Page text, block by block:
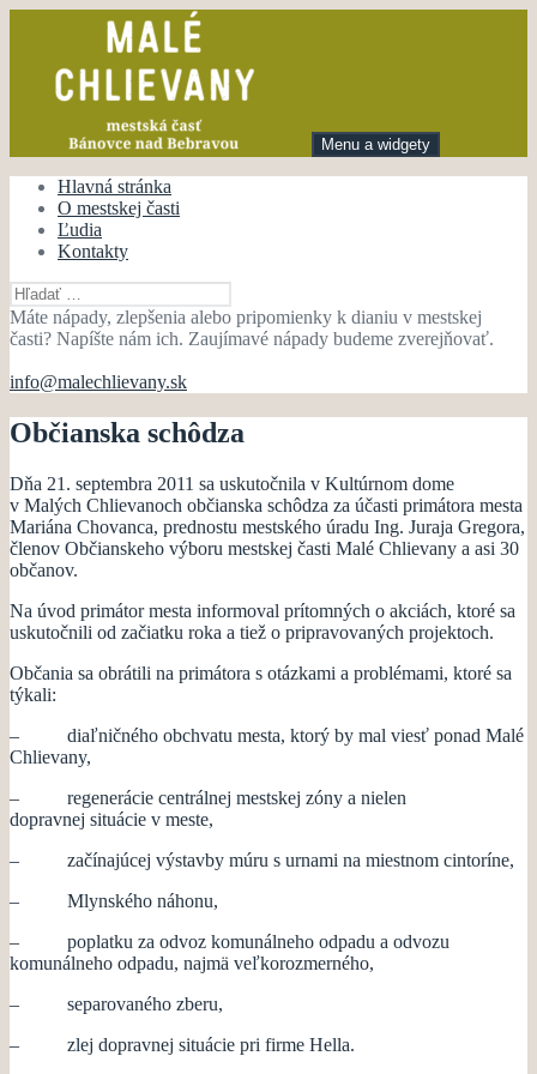
Malé Chlievany
mestská časť Bánovce nad Bebravou
Menu a widgety
Hlavná stránka
O mestskej časti
Ľudia
Kontakty
Hľadať:
Máte nápady, zlepšenia alebo pripomienky k dianiu v mestskej
časti? Napíšte nám ich. Zaujímavé nápady budeme zverejňovať.
info@malechlievany.sk
Občianska schôdza
Dňa 21. septembra 2011 sa uskutočnila v Kultúrnom dome
v Malých Chlievanoch občianska schôdza za účasti primátora mesta
Mariána Chovanca, prednostu mestského úradu Ing. Juraja Gregora,
členov Občianskeho výboru mestskej časti Malé Chlievany a asi 30
občanov.
Na úvod primátor mesta informoval prítomných o akciách, ktoré sa
uskutočnili od začiatku roka a tiež o pripravovaných projektoch.
Občania sa obrátili na primátora s otázkami a problémami, ktoré sa
týkali:
– diaľničného obchvatu mesta, ktorý by mal viesť ponad Malé
Chlievany,
– regenerácie centrálnej mestskej zóny a nielen
dopravnej situácie v meste,
– začínajúcej výstavby múru s urnami na miestnom cintoríne,
– Mlynského náhonu,
– poplatku za odvoz komunálneho odpadu a odvozu
komunálneho odpadu, najmä veľkorozmerného,
– separovaného zberu,
– zlej dopravnej situácie pri firme Hella.